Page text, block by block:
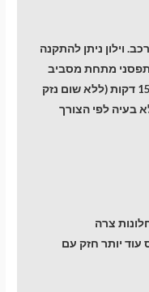
וילון ניתן להתקנה
מתחת מסביב
למסגרת החלון. וילונות מותקנים תוך 15 דקות (ללא שום נזק
בעיה לפי הצורך
צרה
יותר חזק עם